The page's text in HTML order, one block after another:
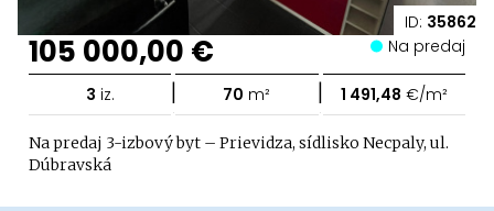
ID: 35862
105 000,00 € Na predaj
3 iz. | 70 m² | 1 491,48 €/m²
Na predaj 3-izbový byt – Prievidza, sídlisko Necpaly, ul.
Dúbravská